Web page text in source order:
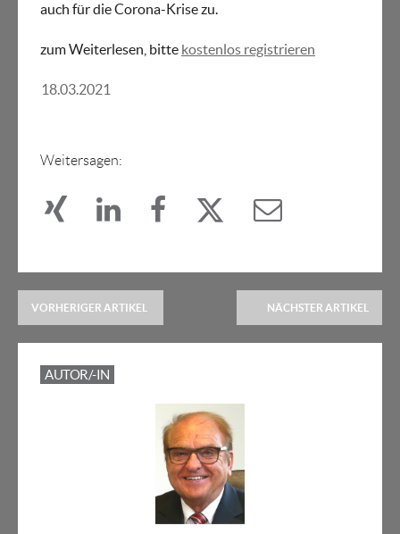
18.03.2021
auch für die Corona-Krise zu.
zum Weiterlesen, bitte kostenlos registrieren
Weitersagen:
VORHERIGER ARTIKEL NÄCHSTER ARTIKEL
AUTOR/-IN